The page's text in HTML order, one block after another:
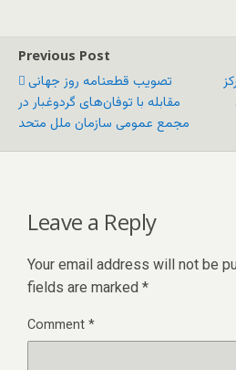
Previous Post
تصویب قطعنامه روز جهانی
مقابله با توفان‌های گردوغبار در
مجمع عمومی سازمان ملل متحد
Leave a Reply
Your email address will not be
fields are marked *
Comment*